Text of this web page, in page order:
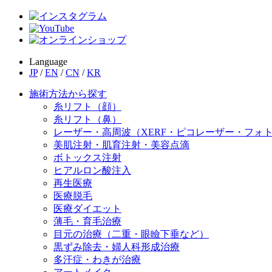
Language
JP / EN / CN / KR
施術方法から探す
糸リフト（顔）
糸リフト（鼻）
レーザー・高周波（XERF・ピコレーザー・フォ
美肌注射・肌育注射・美容点滴
ボトックス注射
ヒアルロン酸注入
再生医療
医療脱毛
医療ダイエット
薄毛・育毛治療
目元の治療（二重・眼瞼下垂など）
黒ずみ除去・婦人科形成治療
多汗症・わきが治療